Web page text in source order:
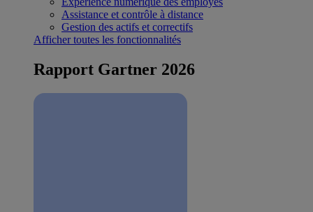
Assistance et contrôle à distance
Gestion des actifs et correctifs
Afficher toutes les fonctionnalités
Rapport Gartner 2026